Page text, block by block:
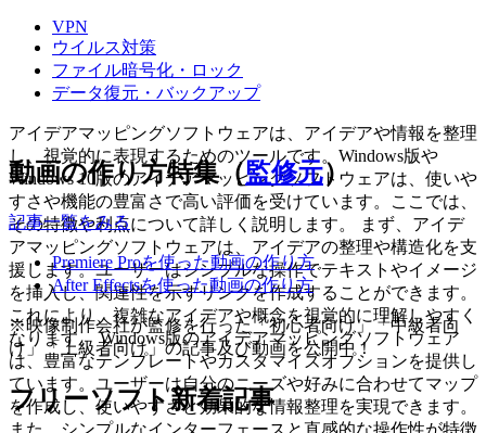
VPN
ウイルス対策
ファイル暗号化・ロック
データ復元・バックアップ
アイデアマッピングソフトウェアは、アイデアや情報を整理
し、視覚的に表現するためのツールです。Windows版や
Windows 10版のアイデアマッピングソフトウェアは、使いや
すさや機能の豊富さで高い評価を受けています。ここでは、
その特徴や利点について詳しく説明します。 まず、アイデ
アマッピングソフトウェアは、アイデアの整理や構造化を支
援します。ユーザーはシンプルな操作でテキストやイメージ
を挿入し、関連性を示すリンクを作成することができます。
これにより、複雑なアイデアや概念を視覚的に理解しやすく
なります。 Windows版のアイデアマッピングソフトウェア
は、豊富なテンプレートやカスタマイズオプションを提供し
ています。ユーザーは自分のニーズや好みに合わせてマップ
を作成し、使いやすさと効果的な情報整理を実現できます。
動画の作り方特集（監修元）
記事一覧をみる
Premiere Proを使った動画の作り方
After Effectsを使った動画の作り方
※映像制作会社が監修を行った「初心者向け」「中級者向
け」「上級者向け」の記事及び動画を公開中！
フリーソフト新着記事